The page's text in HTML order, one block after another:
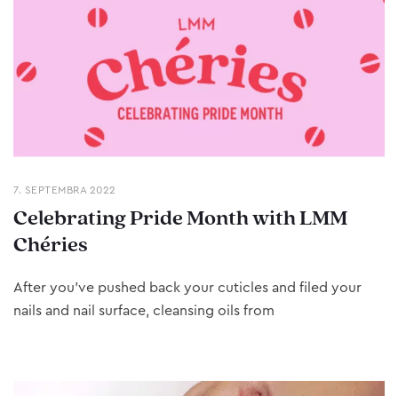
7. SEPTEMBRA 2022
Celebrating Pride Month with LMM
Chéries
After you’ve pushed back your cuticles and filed your
nails and nail surface, cleansing oils from